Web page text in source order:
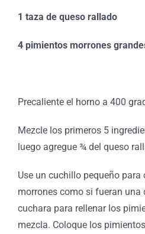
1 taza de queso rallado
4 pimientos morrones
Precaliente el horno a 400
Mezcle los primeros 5
luego agregue ¾ del queso
Use un cuchillo pequeño
morrones como si fueran una
cuchara para rellenar los
mezcla. Coloque los